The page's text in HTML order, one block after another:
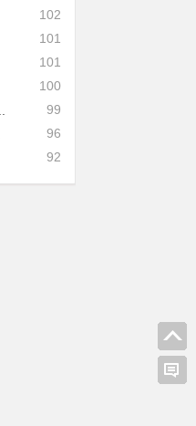
102
101
101
100
99
96
92